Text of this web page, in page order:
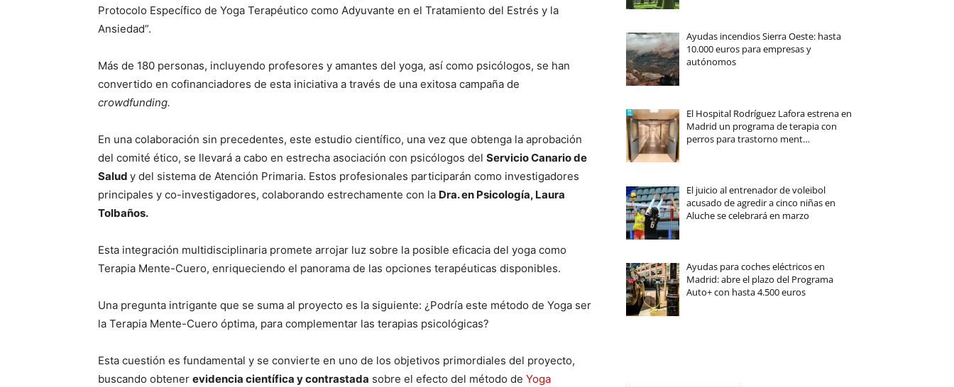
Protocolo Específico de Yoga Terapéutico como Adyuvante en el Tratamiento del Estrés y la
Ansiedad”.
Más de 180 personas, incluyendo profesores y amantes del yoga, así como psicólogos, se han
convertido en cofinanciadores de esta iniciativa a través de una exitosa campaña de
crowdfunding.
En una colaboración sin precedentes, este estudio científico, una vez que obtenga la aprobación
del comité ético, se llevará a cabo en estrecha asociación con psicólogos del Servicio Canario de
Salud y del sistema de Atención Primaria. Estos profesionales participarán como investigadores
principales y co-investigadores, colaborando estrechamente con la Dra. en Psicología, Laura
Tolbaños.
Esta integración multidisciplinaria promete arrojar luz sobre la posible eficacia del yoga como
Terapia Mente-Cuero, enriqueciendo el panorama de las opciones terapéuticas disponibles.
Una pregunta intrigante que se suma al proyecto es la siguiente: ¿Podría este método de Yoga ser
la Terapia Mente-Cuero óptima, para complementar las terapias psicológicas?
Esta cuestión es fundamental y se convierte en uno de los objetivos primordiales del proyecto,
buscando obtener evidencia científica y contrastada sobre el efecto del método de Yoga
Ayudas incendios Sierra Oeste: hasta
10.000 euros para empresas y
autónomos
El Hospital Rodríguez Lafora estrena en
Madrid un programa de terapia con
perros para trastorno ment…
El juicio al entrenador de voleibol
acusado de agredir a cinco niñas en
Aluche se celebrará en marzo
Ayudas para coches eléctricos en
Madrid: abre el plazo del Programa
Auto+ con hasta 4.500 euros